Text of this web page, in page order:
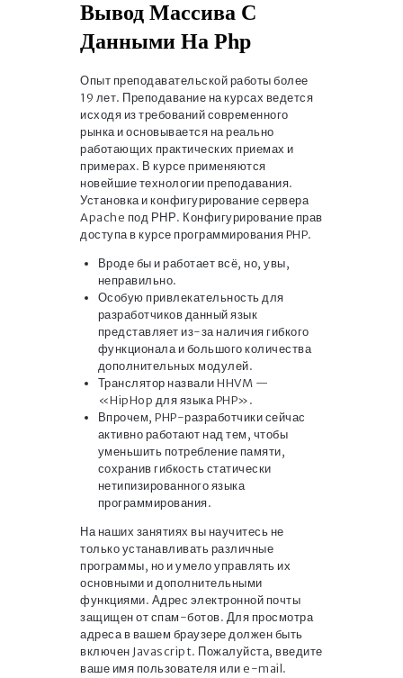
Вывод Массива С
Данными На Php
Опыт преподавательской работы более
19 лет. Преподавание на курсах ведется
исходя из требований современного
рынка и основывается на реально
работающих практических приемах и
примерах. В курсе применяются
новейшие технологии преподавания.
Установка и конфигурирование сервера
Apache под РНР. Конфигурирование прав
доступа в курсе программирования PHP.
Вроде бы и работает всё, но, увы,
неправильно.
Особую привлекательность для
разработчиков данный язык
представляет из-за наличия гибкого
функционала и большого количества
дополнительных модулей.
Транслятор назвали HHVM —
«HipHop для языка PHP».
Впрочем, PHP-разработчики сейчас
активно работают над тем, чтобы
уменьшить потребление памяти,
сохранив гибкость статически
нетипизированного языка
программирования.
На наших занятиях вы научитесь не
только устанавливать различные
программы, но и умело управлять их
основными и дополнительными
функциями. Адрес электронной почты
защищен от спам-ботов. Для просмотра
адреса в вашем браузере должен быть
включен Javascript. Пожалуйста, введите
ваше имя пользователя или e-mail.